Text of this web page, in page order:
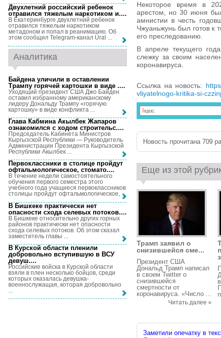
Некоторое время в
арестом, но 30 июня
амнистии в честь
Чжуаньжунь был готов к
его преследованию.
В апреле текущего
слежку за своим
коронавируса.
Ссылка на новость:
vliyatelnogo-kritika-si-
Новость прочитана 709
Еще из этой
Трамп заявил о
снизившейся сме...
Президент США
Дональд Трамп написал
в своем Twitter о
снизившейся
смертности от
коронавируса. «Число ...
Читать далее »
Заметили опечатку в
Двухлетний российский ребенок
отравился тяжелым наркотиком и....
В Екатеринбурге двухлетний ребенок
отравился тяжелым наркотиком
метадоном и попал в реанимацию. Об
этом сообщил Telegram-канал Ural ...
Аналитика
Байдена уличили в оставлении
Трампу горячей картошки в виде ....
Уходящий президент США Джо Байден
оставил избранному американскому
лидеру Дональду Трампу «горячую
картошку» в виде конфликта ...
Глава Кабмина Акылбек Жапаров
ознакомился с ходом строительс....
Председатель Кабинета Министров
Кыргызской Республики — Руководитель
Администрации Президента Кыргызской
Республики Акылбек ...
Первоклассники в столице пройдут
офтальмологическое, стомато....
В течение недели самостоятельного
обучения первого семестра этого
учебного года учащиеся первоклассников
столицы пройдут офтальмологическое, ...
В Бишкеке практически нет
опасности схода селевых потоков....
В Бишкеке относительно других горных
районов практически нет опасности
схода селевых потоков. Об этом сказал
заместитель главы ...
В Курской области пленили
добровольно вступившую в ВСУ
девуш....
Российские войска в Курской области
взяли в плен несколько бойцов, среди
которых оказалась девушка-
военнослужащая, которая добровольно
...